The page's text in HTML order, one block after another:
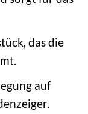
das die
auf